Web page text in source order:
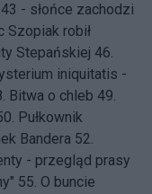
- słońce zachodzi
Szopiak robił
Stepańskiej 46.
iniquitatis -
Bitwa o chleb 49.
Pułkownik
Bandera 52.
- przegląd prasy
55. O buncie